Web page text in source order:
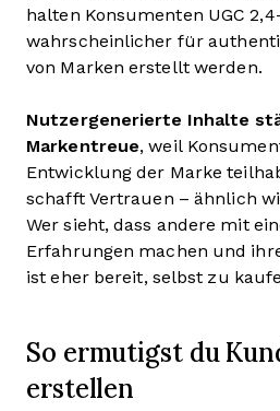
halten Konsumenten UGC
wahrscheinlicher für
von Marken erstellt werden.
Nutzergenerierte Inhalte
Markentreue, weil
Entwicklung der Marke
schafft Vertrauen – ähnlich
Wer sieht, dass andere mit
Erfahrungen machen und
ist eher bereit, selbst zu
So ermutigst du
erstellen